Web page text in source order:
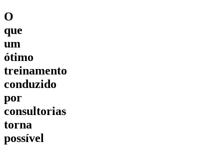
O
que
um
ótimo
treinamento
conduzido
por
consultorias
torna
possível